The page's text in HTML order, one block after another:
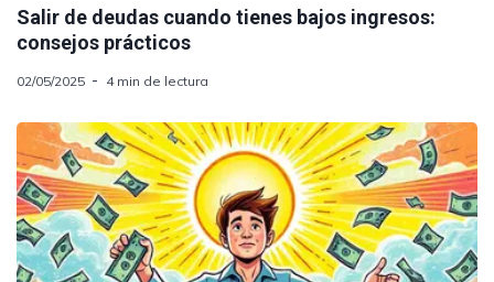
Salir de deudas cuando tienes bajos ingresos:
consejos prácticos
02/05/2025 4 min de lectura